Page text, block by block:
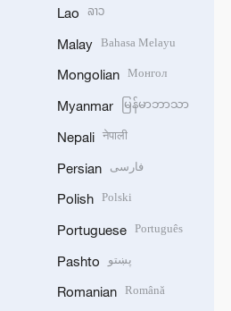
Lao ລາວ
Malay Bahasa Melayu
Mongolian Монгол
Myanmar မြန်မာဘာသာ
Nepali नेपाली
Persian فارسی
Polish Polski
Portuguese Português
Pashto پښتو
Romanian Română